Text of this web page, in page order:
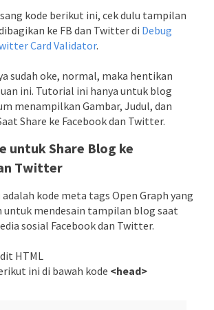
kode berikut ini, cek dulu tampilan
ke FB dan Twitter di Debug
Card Validator.
sudah oke, normal, maka hentikan
ini. Tutorial ini hanya untuk blog
menampilkan Gambar, Judul, dan
Share ke Facebook dan Twitter.
untuk Share Blog ke
Twitter
kode meta tags Open Graph yang
untuk mendesain tampilan blog saat
sosial Facebook dan Twitter.
HTML
ini di bawah kode <head>